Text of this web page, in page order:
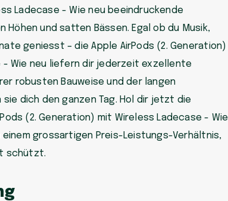
Ladecase - Wie neu beeindruckende
Höhen und satten Bässen. Egal ob du Musik,
geniesst – die Apple AirPods (2. Generation)
- Wie neu liefern dir jederzeit exzellente
robusten Bauweise und der langen
dich den ganzen Tag. Hol dir jetzt die
(2. Generation) mit Wireless Ladecase - Wie
grossartigen Preis-Leistungs-Verhältnis,
schützt.